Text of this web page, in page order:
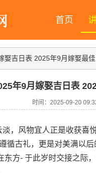
首页
娶吉日表 2025年9月嫁娶最佳
年9月嫁娶吉日表
时间：2025-09-20
，风物宜人正是收获喜
循古礼，更是对美满以
方- 于此岁时交接之际